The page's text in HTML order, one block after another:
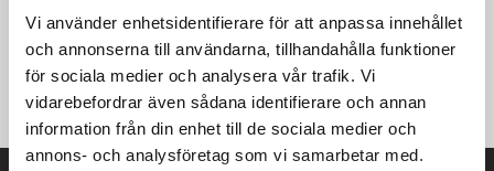
Vi använder enhetsidentifierare för att anpassa innehållet
och annonserna till användarna, tillhandahålla funktioner
för sociala medier och analysera vår trafik. Vi
vidarebefordrar även sådana identifierare och annan
information från din enhet till de sociala medier och
annons- och analysföretag som vi samarbetar med.
Strandmattan har också AWARE™ spårteknik, vilket garanterar
användningen av äkta återvunnet material. 2 % av intäkterna
från varje såld Impact-produkt kommer att doneras till
Water.org.